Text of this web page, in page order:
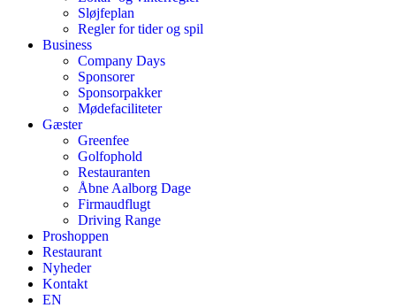
Sløjfeplan
Regler for tider og spil
Business
Company Days
Sponsorer
Sponsorpakker
Mødefaciliteter
Gæster
Greenfee
Golfophold
Restauranten
Åbne Aalborg Dage
Firmaudflugt
Driving Range
Proshoppen
Restaurant
Nyheder
Kontakt
EN